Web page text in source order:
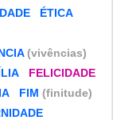
ÉTICA
(vivências)
FELICIDADE
FIM (finitude)